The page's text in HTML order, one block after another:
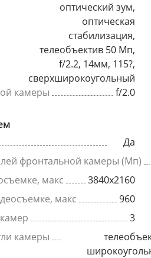
оптический зум,
оптическая
стабилизация,
телеобъектив 50 Мп,
f/2.2, 14мм, 115?,
сверхширокоугольный
камеры
f/2.0
Да
фронтальной камеры (Мп)
макс
3840x2160
макс
960
3
камеры